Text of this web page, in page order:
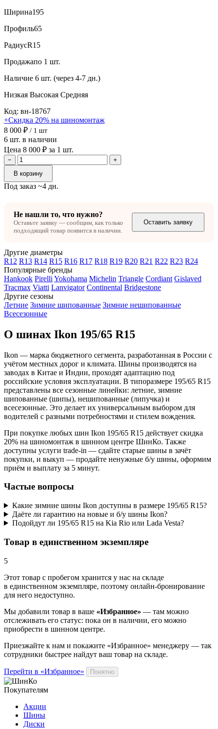
Ширина195
Профиль65
РадиусR15
Продажапо 1 шт.
Наличие 6 шт. (через 4-7 дн.)
Низкая Высокая Средняя
Код: вн-18767
+Скидка 20% на шиномонтаж
8 000 ₽ / 1 шт
6 шт. в наличии
Цена 8 000 ₽ за 1 шт.
−
+
В корзину
Под заказ ~4 дн.
Не нашли то, что нужно?
Оставьте заявку — сообщим, как только
подходящий товар появится в наличии.
Оставить заявку
Другие диаметры
R12 R13 R14 R15 R16 R17 R18 R19 R20 R21 R22 R23 R24
Популярные бренды
Hankook Pirelli Yokohama Michelin Triangle Cordiant Gislaved
Tracmax Viatti Lanvigator Continental Bridgestone
Другие сезоны
Летние Зимние шипованные Зимние нешипованные
Всесезонные
О шинах Ikon 195/65 R15
Ikon — марка бюджетного сегмента, разработанная в России с
учётом местных дорог и климата. Шины производятся на
заводах в Китае и Индии, проходят адаптацию под
российские условия эксплуатации. В типоразмере 195/65 R15
представлены все сезонные линейки: летние, зимние
шипованные (шипы), нешипованные (липучка) и
всесезонные. Это делает их универсальным выбором для
водителей с разными потребностями и стилем вождения.
При покупке любых шин Ikon 195/65 R15 действует скидка
20% на шиномонтаж в шинном центре ШинКо. Также
доступны услуги trade-in — сдайте старые шины в зачёт
покупки, и выкуп — продайте ненужные б/у шины, оформим
приём и выплату за 5 минут.
Частые вопросы
Какие зимние шины Ikon доступны в размере 195/65 R15?
Даёте ли гарантию на новые и б/у шины Ikon?
Подойдут ли 195/65 R15 на Kia Rio или Lada Vesta?
Товар в единственном экземпляре
5
Этот товар с пробегом хранится у нас на складе
в единственном экземпляре, поэтому онлайн-бронирование
для него недоступно.
Мы добавили товар в ваше «Избранное» — там можно
отслеживать его статус: пока он в наличии, его можно
приобрести в шинном центре.
Приезжайте к нам и покажите «Избранное» менеджеру — так
сотрудники быстрее найдут ваш товар на складе.
Перейти в «Избранное» Понятно
Покупателям
Акции
Шины
Диски